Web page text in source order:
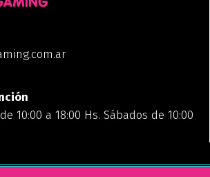
10:00 a 18:00 Hs. Sábados de 10:00